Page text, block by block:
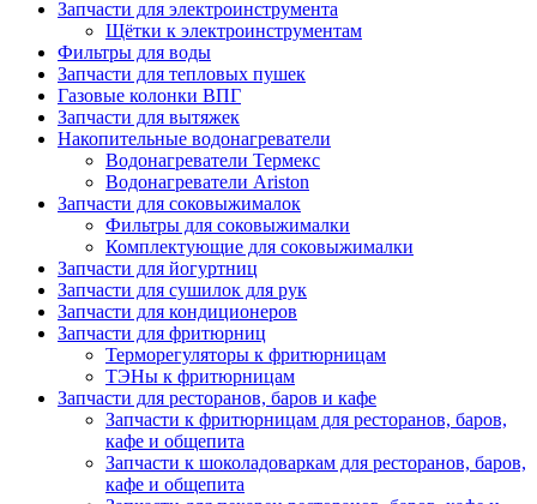
Запчасти для электроинструмента
Щётки к электроинструментам
Фильтры для воды
Запчасти для тепловых пушек
Газовые колонки ВПГ
Запчасти для вытяжек
Накопительные водонагреватели
Водонагреватели Термекс
Водонагреватели Ariston
Запчасти для соковыжималок
Фильтры для соковыжималки
Комплектующие для соковыжималки
Запчасти для йогуртниц
Запчасти для сушилок для рук
Запчасти для кондиционеров
Запчасти для фритюрниц
Терморегуляторы к фритюрницам
ТЭНы к фритюрницам
Запчасти для ресторанов, баров и кафе
Запчасти к фритюрницам для ресторанов, баров,
кафе и общепита
Запчасти к шоколадоваркам для ресторанов, баров,
кафе и общепита